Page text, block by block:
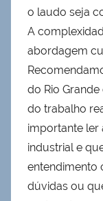
o laudo seja
A
abordagem
do Rio
do trabalho
importante ler
industrial e
entendimento
dúvidas ou